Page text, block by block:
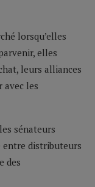
lorsqu’elles
elles
leurs alliances
avec les
sénateurs
entre distributeurs
des